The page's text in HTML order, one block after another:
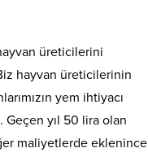
üreticilerini
hayvan üreticilerinin
yem ihtiyacı
yıl 50 lira olan
maliyetlerde eklenince